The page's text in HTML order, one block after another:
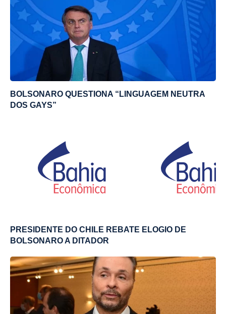
BOLSONARO QUESTIONA “LINGUAGEM NEUTRA
DOS GAYS”
PRESIDENTE DO CHILE REBATE ELOGIO DE
BOLSONARO A DITADOR